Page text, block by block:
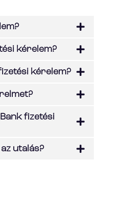
kérelem?
kérelem?
fizetési
utalás?